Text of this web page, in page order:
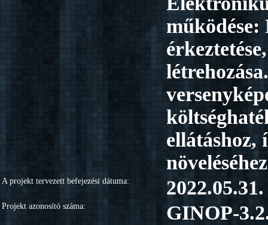
ellátáshoz,
A projekt tervezett befejezési dátuma: 2022.05.31.
Projekt azonosító száma: GINOP-